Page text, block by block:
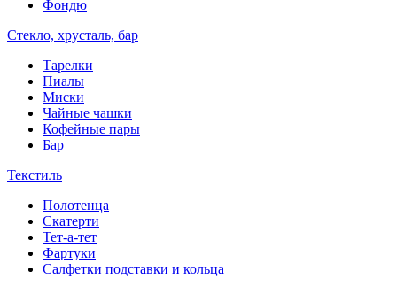
Фондю
Стекло, хрусталь, бар
Тарелки
Пиалы
Миски
Чайные чашки
Кофейные пары
Бар
Текстиль
Полотенца
Скатерти
Тет-а-тет
Фартуки
Салфетки подставки и кольца